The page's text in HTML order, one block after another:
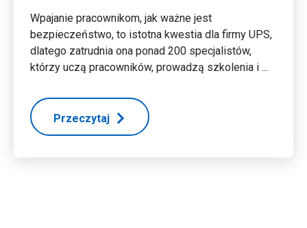
Wpajanie pracownikom, jak ważne jest
bezpieczeństwo, to istotna kwestia dla firmy UPS,
dlatego zatrudnia ona ponad 200 specjalistów,
którzy uczą pracowników, prowadzą szkolenia i ...
Przeczytaj